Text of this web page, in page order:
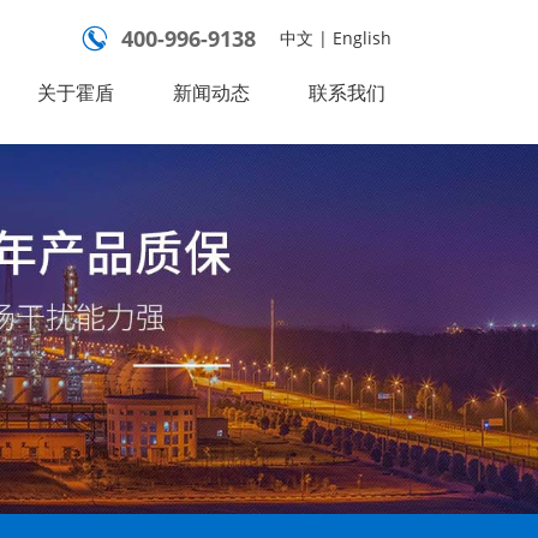
关于霍盾 新闻动态 联系我们
 400-996-9138 中文 | English